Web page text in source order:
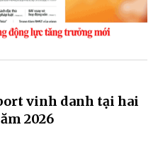
vinh danh tại hai
2026